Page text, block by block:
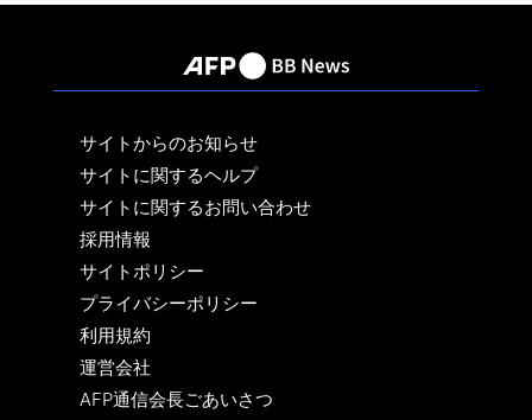
サイトからのお知らせ
サイトに関するヘルプ
サイトに関するお問い合わせ
採用情報
サイトポリシー
プライバシーポリシー
利用規約
運営会社
AFP通信会長ごあいさつ